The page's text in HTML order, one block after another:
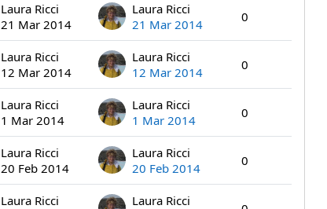
Laura Ricci
21 Mar 2014
Laura Ricci
21 Mar 2014
0
Laura Ricci
12 Mar 2014
Laura Ricci
12 Mar 2014
0
Laura Ricci
1 Mar 2014
Laura Ricci
1 Mar 2014
0
Laura Ricci
20 Feb 2014
Laura Ricci
20 Feb 2014
0
Laura Ricci
Laura Ricci